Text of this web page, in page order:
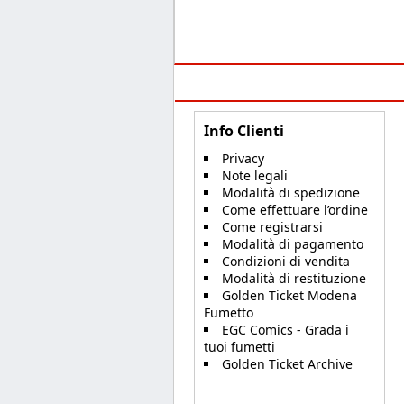
Info Clienti
Privacy
Note legali
Modalità di spedizione
Come effettuare l’ordine
Come registrarsi
Modalità di pagamento
Condizioni di vendita
Modalità di restituzione
Golden Ticket Modena
Fumetto
EGC Comics - Grada i
tuoi fumetti
Golden Ticket Archive